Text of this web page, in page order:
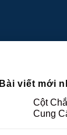
Bài viết mới
Cột
Cung